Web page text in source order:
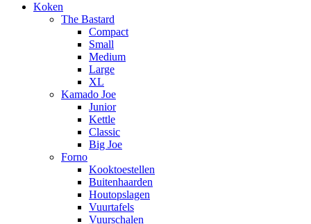
Koken
The Bastard
Compact
Small
Medium
Large
XL
Kamado Joe
Junior
Kettle
Classic
Big Joe
Forno
Kooktoestellen
Buitenhaarden
Houtopslagen
Vuurtafels
Vuurschalen